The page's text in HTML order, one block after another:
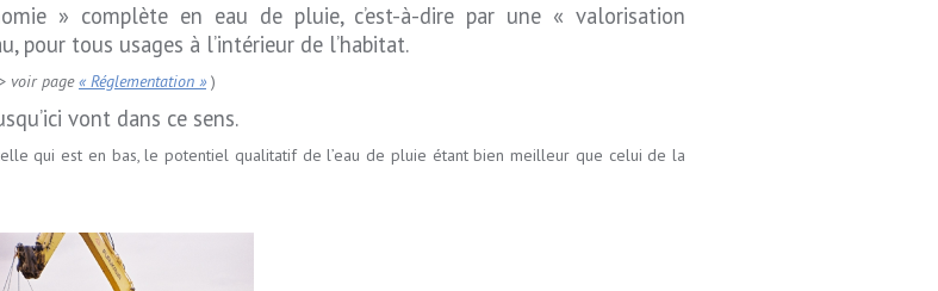
» complète en eau de pluie, c’est-à-dire par une « valorisation
tous usages à l’intérieur de l’habitat.
voir page« Réglementation »)
vont dans ce sens.
qui est en bas, le potentiel qualitatif de l’eau de pluie étant bien meilleur que celui de la